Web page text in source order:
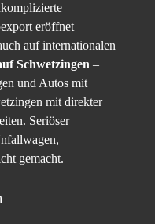
eröffnet
auf internationalen
Schwetzingen –
und Autos mit
mit direkter
Seriöser
gemacht.